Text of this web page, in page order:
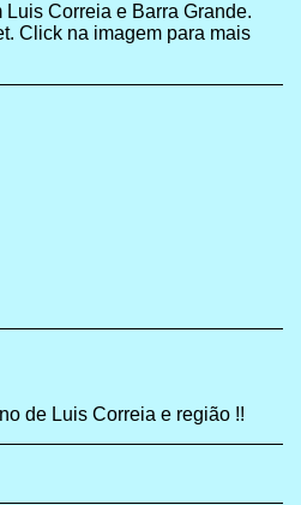
Correia e Barra Grande.
Click na imagem para mais
de Luis Correia e região !!